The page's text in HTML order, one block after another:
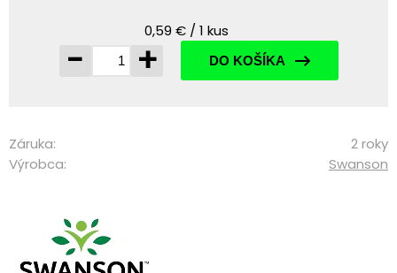
0,59 € / 1 kus
- + DO KOŠÍKA
Záruka:
2 roky
Výrobca:
Swanson